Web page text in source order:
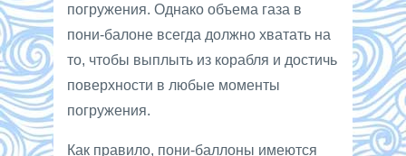
погружения. Однако объема газа в
пони-балоне всегда должно хватать на
то, чтобы выплыть из корабля и достичь
поверхности в любые моменты
погружения.
Как правило, пони-баллоны имеются